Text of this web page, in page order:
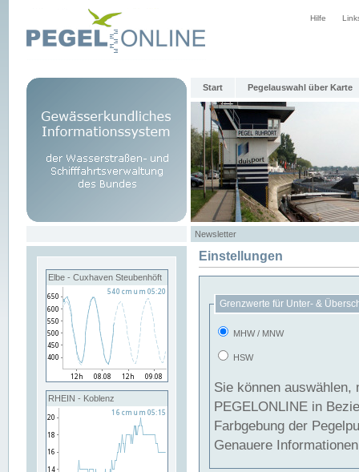
Hilfe
Start Pegelauswahl über Karte
Newsletter
Elbe - Cuxhaven Steubenhöft
RHEIN - Koblenz
Einstellungen
Grenzwerte für Unter- &
MHW / MNW
HSW
Sie können
PEGELONLINE in Beziehung
Farbgebung der
Genauere